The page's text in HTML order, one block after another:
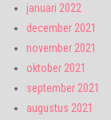
januari 2022
december 2021
november 2021
oktober 2021
september 2021
augustus 2021